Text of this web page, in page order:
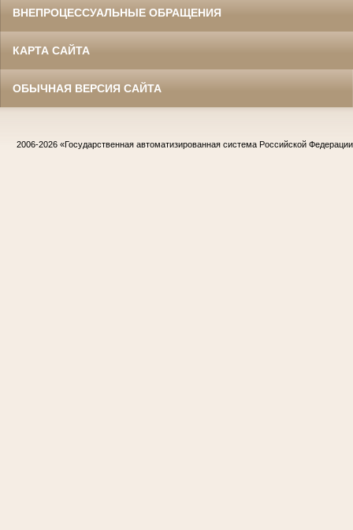
ВНЕПРОЦЕССУАЛЬНЫЕ ОБРАЩЕНИЯ
КАРТА САЙТА
ОБЫЧНАЯ ВЕРСИЯ САЙТА
2006-2026 «Государственная автоматизированная система Российской